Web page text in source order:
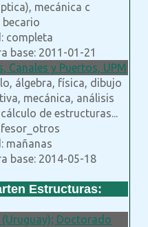
mecánica c
becario
completa
base: 2011-01-21
Canales y Puertos, UPM
álgebra, física, dibujo
mecánica, análisis
de estructuras...
mañanas
base: 2014-05-18
Estructuras:
(Uruguay); Doctorado